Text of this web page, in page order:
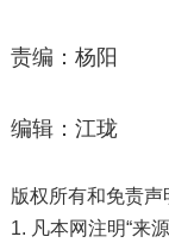
责编：杨阳
编辑：江珑
版权所有和免责声
1. 凡本网注明“来